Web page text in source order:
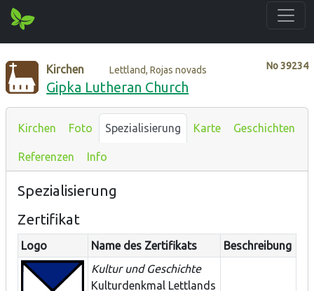
No39234
Kirchen Lettland, Rojas novads
Gipka Lutheran Church
Kirchen Foto Spezialisierung Karte Geschichten
Referenzen Info
Spezialisierung
Zertifikat
Logo Name des Zertifikats
Beschreibung
Kultur und Geschichte
Kulturdenkmal Lettlands